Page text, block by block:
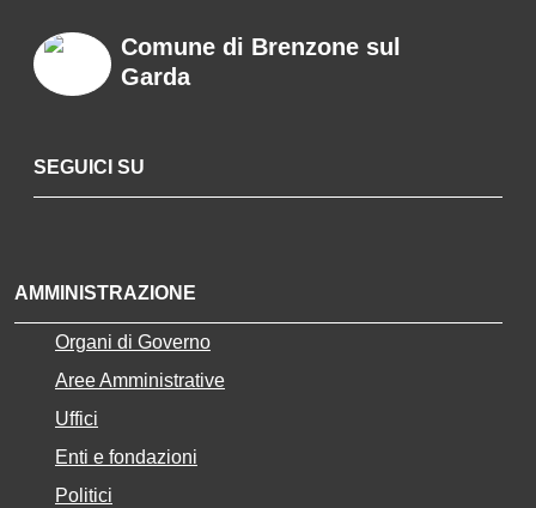
Comune di Brenzone sul
Garda
SEGUICI SU
AMMINISTRAZIONE
Organi di Governo
Aree Amministrative
Uffici
Enti e fondazioni
Politici